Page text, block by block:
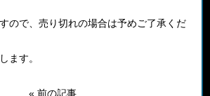
ので、売り切れの場合は予めご了承くだ
ます。
« 前の記事